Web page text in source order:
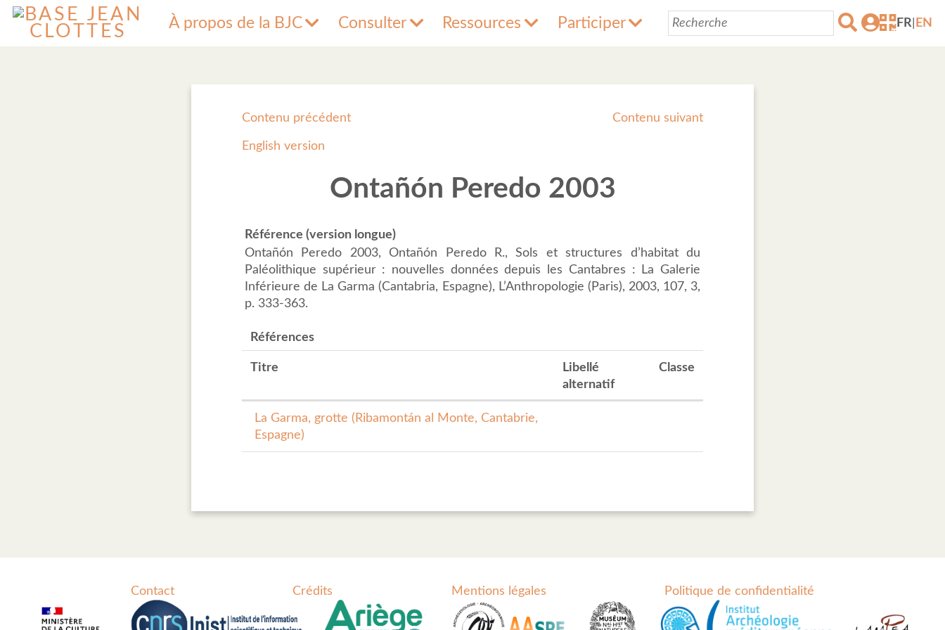
À propos de la BJC Consulter Ressources Participer FR EN
Contenu précédent Contenu suivant
English version
Ontañón Peredo 2003
Référence (version longue)
Ontañón Peredo 2003, Ontañón Peredo R., Sols et structures d’habitat du
Paléolithique supérieur : nouvelles données depuis les Cantabres : La Galerie
Inférieure de La Garma (Cantabria, Espagne), L’Anthropologie (Paris), 2003, 107, 3,
p. 333-363.
Références
Titre
Libellé
alternatif
Classe
La Garma, grotte (Ribamontán al Monte, Cantabrie,
Espagne)
Contact Crédits Mentions légales Politique de confidentialité